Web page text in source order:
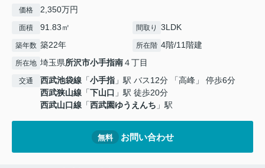
価格 2,350万円
面積 91.83㎡ 間取り 3LDK
築年数 築22年 所在階 4階/11階建
所在地 埼玉県所沢市小手指南４丁目
交通 西武池袋線 「小手指 」駅 バス12分 「高峰」 停歩6分
西武狭山線 「下山口 」駅 徒歩20分
西武山口線 「西武園ゆうえんち 」駅
無料 お問い合わせ